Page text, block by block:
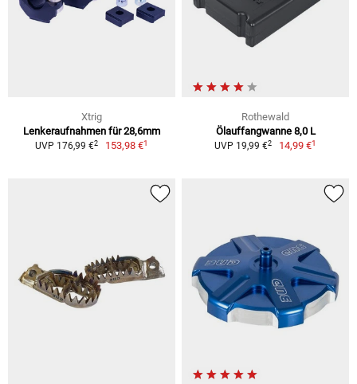
Xtrig
Lenkeraufnahmen für 28,6mm
UVP 176,99 €2 153,98 €1
Rothewald
Ölauffangwanne 8,0 L
UVP 19,99 €2 14,99 €1